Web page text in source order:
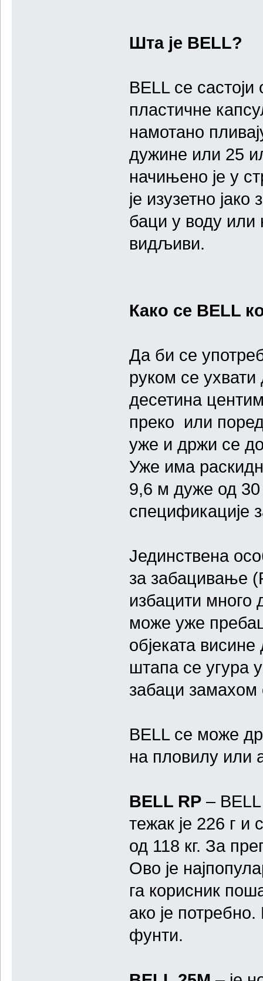
Шта је BELL?
BELL се
пластичне
намотано
дужине или 25
начињено је у
је изузетно
баци у воду или
видљиви.
Како се BELL
Да би се
руком се
десетина
преко или
уже и држи се
Уже има
9,6 м дуже од 30
спецификације
Јединствена
за забацивање
избацити
може уже
објеката
штапа се угура
забаци
BELL се може
на пловилу или
BELL RP– BELL
тежак је 226 г и
од 118 кг. За
Ово је
га корисник
ако је
фунти.